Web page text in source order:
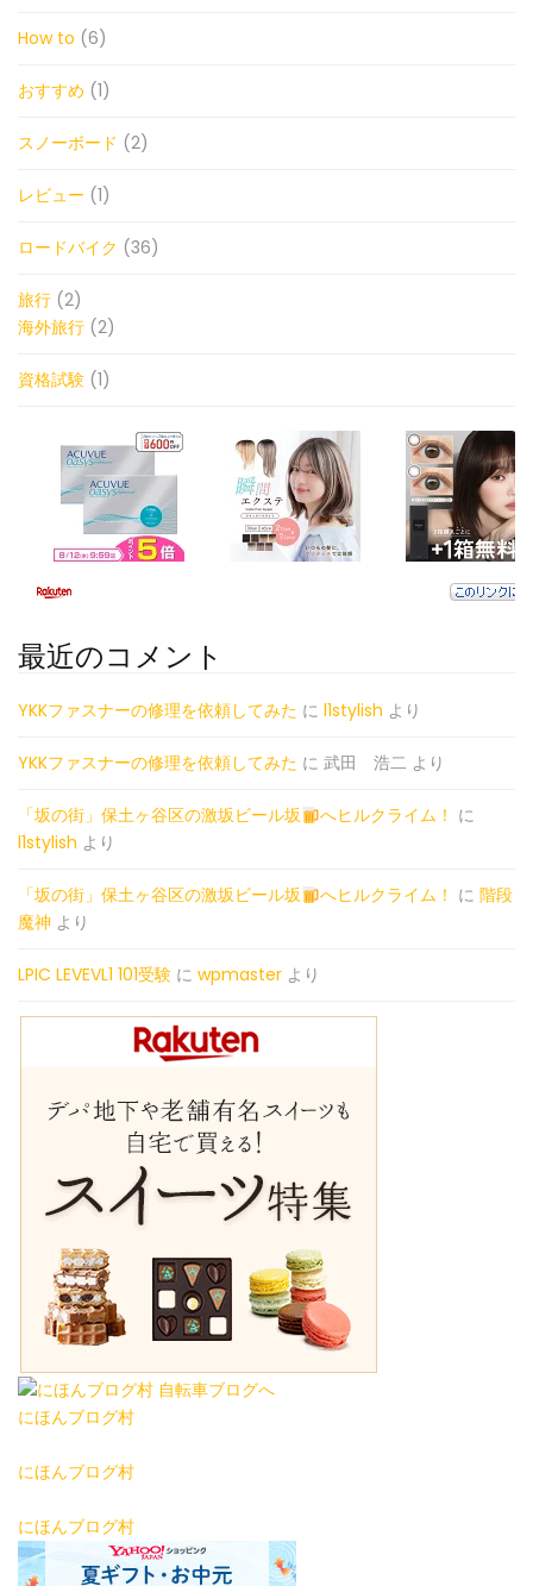
How to (6)
おすすめ (1)
スノーボード (2)
レビュー (1)
ロードバイク (36)
旅行 (2)
海外旅行 (2)
資格試験 (1)
最近のコメント
YKKファスナーの修理を依頼してみた に l1stylish より
YKKファスナーの修理を依頼してみた に 武田 浩二 より
「坂の街」保土ヶ谷区の激坂ビール坂 へヒルクライム！ に
l1stylish より
「坂の街」保土ヶ谷区の激坂ビール坂 へヒルクライム！ に 階段
魔神 より
LPIC LEVEVL1 101受験 に wpmaster より
にほんブログ村
にほんブログ村
にほんブログ村